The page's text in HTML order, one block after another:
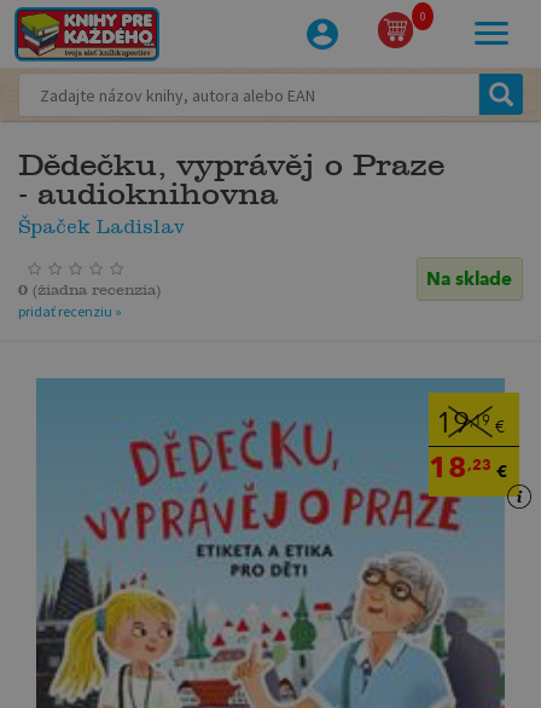
0
Dědečku, vyprávěj o Praze
- audioknihovna
Špaček Ladislav
Na sklade
0 (žiadna recenzia)
pridať recenziu »
19,19 €
18,23 €